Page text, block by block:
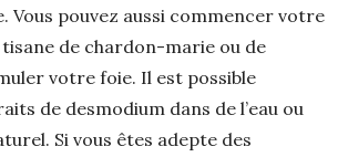
Vous pouvez aussi commencer votre
de chardon-marie ou de
votre foie. Il est possible
de desmodium dans de l’eau ou
Si vous êtes adepte des